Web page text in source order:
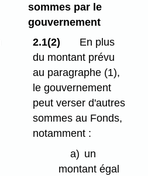
sommes par le
gouvernement
2.1(2)
En plus
du montant prévu
au paragraphe (1),
le gouvernement
peut verser d'autres
sommes au Fonds,
notamment :
a) un
montant égal